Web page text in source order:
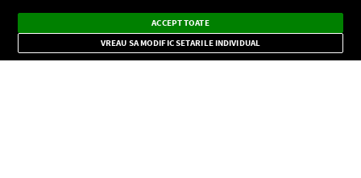
CONFIDENŢIALITATE
Dark
Mode
Radio live, podcasturi, știri și alerte
importante.
×
ACCEPT TOATE
VREAU SA MODIFIC SETARILE INDIVIDUAL